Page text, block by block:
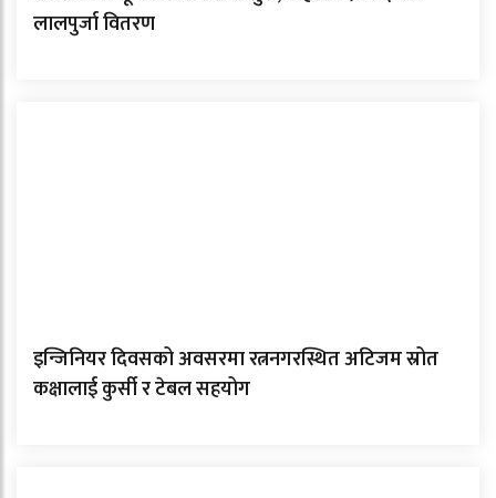
लालपुर्जा वितरण
इन्जिनियर दिवसको अवसरमा रत्ननगरस्थित अटिजम स्रोत
कक्षालाई कुर्सी र टेबल सहयोग